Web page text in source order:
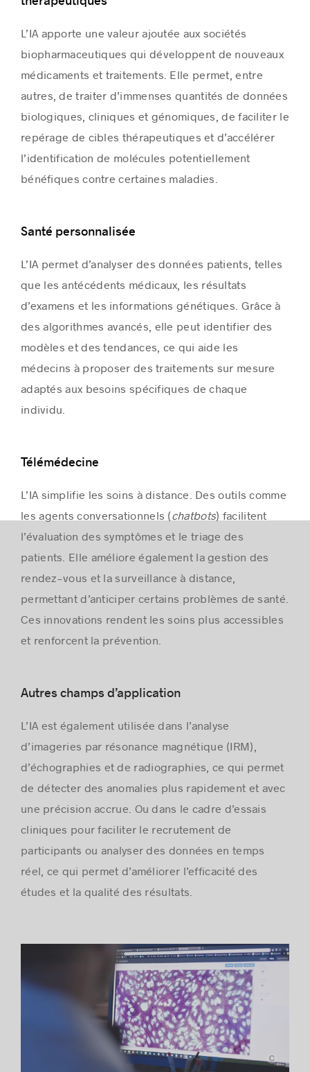
L’IA apporte une valeur ajoutée aux sociétés
biopharmaceutiques qui développent de nouveaux
médicaments et traitements. Elle permet, entre
autres, de traiter d’immenses quantités de données
biologiques, cliniques et génomiques, de faciliter le
repérage de cibles thérapeutiques et d’accélérer
l’identification de molécules potentiellement
bénéfiques contre certaines maladies.
Santé personnalisée
L’IA permet d’analyser des données patients, telles
que les antécédents médicaux, les résultats
d’examens et les informations génétiques. Grâce à
des algorithmes avancés, elle peut identifier des
modèles et des tendances, ce qui aide les
médecins à proposer des traitements sur mesure
adaptés aux besoins spécifiques de chaque
individu.
Télémédecine
L’IA simplifie les soins à distance. Des outils comme
les agents conversationnels (chatbots) facilitent
l’évaluation des symptômes et le triage des
patients. Elle améliore également la gestion des
rendez-vous et la surveillance à distance,
permettant d’anticiper certains problèmes de santé.
Ces innovations rendent les soins plus accessibles
et renforcent la prévention.
Autres champs d’application
L’IA est également utilisée dans l’analyse
d’imageries par résonance magnétique (IRM),
d’échographies et de radiographies, ce qui permet
de détecter des anomalies plus rapidement et avec
une précision accrue. Ou dans le cadre d’essais
cliniques pour faciliter le recrutement de
participants ou analyser des données en temps
réel, ce qui permet d’améliorer l’efficacité des
études et la qualité des résultats.